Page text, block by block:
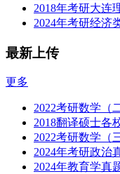
2018年考研大连
2024年考研经济
最新上传
更多
2022考研数学（
2018翻译硕士各
2022考研数学（
2024年考研政治
2024年教育学真